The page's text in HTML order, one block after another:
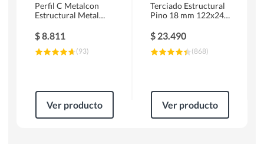
Perfil C Metalcon
Estructural Metal
$8.811
(93)
Ver producto
Terciado Estructural
Pino 18 mm 122x244
$ 23.490
(868)
Ver producto